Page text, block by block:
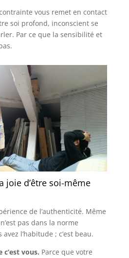
vous remet en contact
soi profond, inconscient se
Par ce que la sensibilité et
joie d’être soi-même
de l’authenticité. Même
pas dans la norme
l’habitude ; c’est beau.
c’est vous. Parce que votre